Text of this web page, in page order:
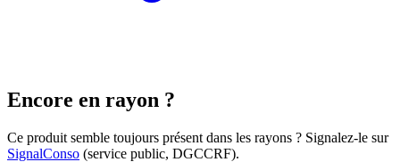
Encore en rayon ?
Ce produit semble toujours présent dans les rayons ? Signalez-le sur
SignalConso (service public, DGCCRF).